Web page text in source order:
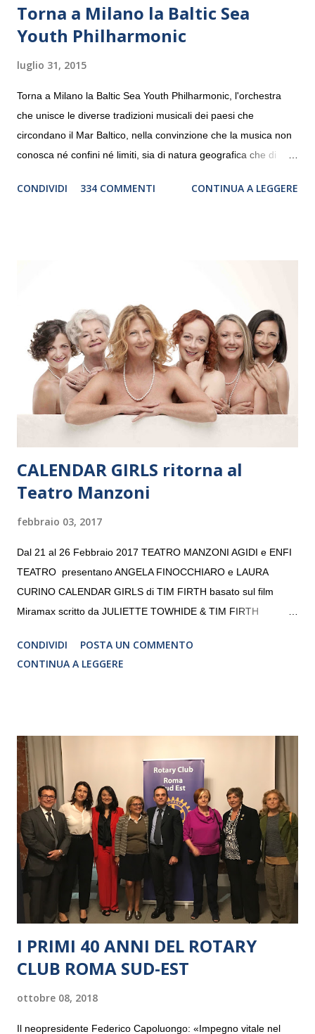
Torna a Milano la Baltic Sea
Youth Philharmonic
luglio 31, 2015
Torna a Milano la Baltic Sea Youth Philharmonic, l'orchestra
che unisce le diverse tradizioni musicali dei paesi che
circondano il Mar Baltico, nella convinzione che la musica non
conosca né confini né limiti, sia di natura geografica che di
debutterà il 10 settembre a Heiden, in Germania, e toccherà, in
“Settembre dell’Accademia” dove si esibirà per il secondo anno
consecutivo. Il pubblico milanese avrà il piacere di applaudire i
giovani artisti della Baltic Sea Youth Philharmonic per la quarta
volta. L’orchestra, fondata nel 2008 da Kristjan Järvi (affiancato
da un prestigioso consiglio di consulent...
CONDIVIDI 334 COMMENTI CONTINUA A LEGGERE
CALENDAR GIRLS ritorna al
Teatro Manzoni
febbraio 03, 2017
Dal 21 al 26 Febbraio 2017 TEATRO MANZONI AGIDI e ENFI
TEATRO presentano ANGELA FINOCCHIARO e LAURA
CURINO CALENDAR GIRLS di TIM FIRTH basato sul film
Miramax scritto da JULIETTE TOWHIDE & TIM FIRTH
CRISTINA PEZZOLI
CONDIVIDI
POSTA UN COMMENTO
CONTINUA A LEGGERE
I PRIMI 40 ANNI DEL ROTARY
CLUB ROMA SUD-EST
ottobre 08, 2018
Il neopresidente Federico Capoluongo: «Impegno vitale nel